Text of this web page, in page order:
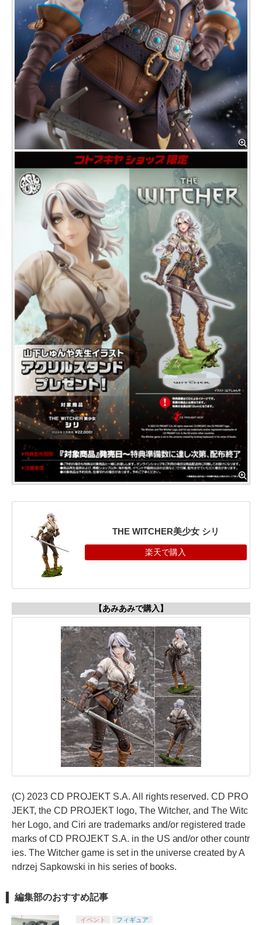
THE WITCHER美少女 シリ
楽天で購入
【あみあみで購入】
(C) 2023 CD PROJEKT S.A. All rights reserved. CD PRO
JEKT, the CD PROJEKT logo, The Witcher, and The Witc
her Logo, and Ciri are trademarks and/or registered trade
marks of CD PROJEKT S.A. in the US and/or other countr
ies. The Witcher game is set in the universe created by A
ndrzej Sapkowski in his series of books.
編集部のおすすめ記事
イベント フィギュア